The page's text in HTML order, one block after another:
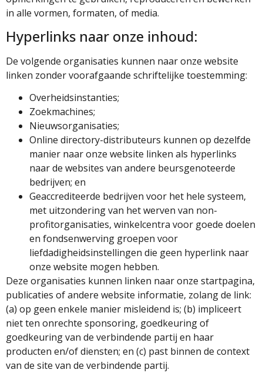
in alle vormen, formaten, of media.
Hyperlinks naar onze inhoud:
De volgende organisaties kunnen naar onze website
linken zonder voorafgaande schriftelijke toestemming:
Overheidsinstanties;
Zoekmachines;
Nieuwsorganisaties;
Online directory-distributeurs kunnen op dezelfde
manier naar onze website linken als hyperlinks
naar de websites van andere beursgenoteerde
bedrijven; en
Geaccrediteerde bedrijven voor het hele systeem,
met uitzondering van het werven van non-
profitorganisaties, winkelcentra voor goede doelen
en fondsenwerving groepen voor
liefdadigheidsinstellingen die geen hyperlink naar
onze website mogen hebben.
Deze organisaties kunnen linken naar onze startpagina,
publicaties of andere website informatie, zolang de link:
(a) op geen enkele manier misleidend is; (b) impliceert
niet ten onrechte sponsoring, goedkeuring of
goedkeuring van de verbindende partij en haar
producten en/of diensten; en (c) past binnen de context
van de site van de verbindende partij.